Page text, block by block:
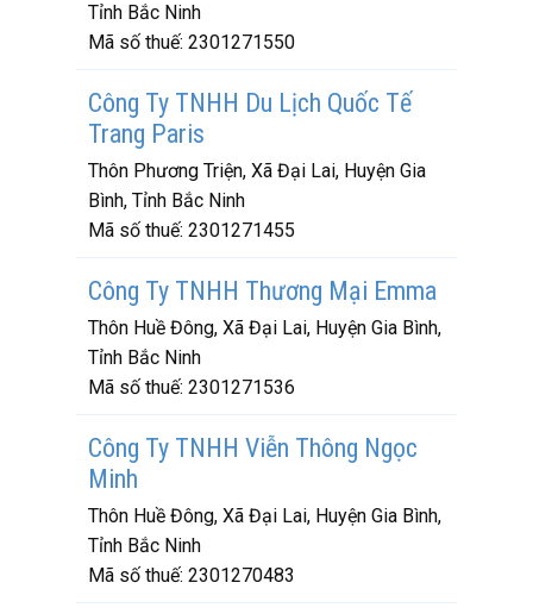
Tỉnh Bắc Ninh
Mã số thuế: 2301271550
Công Ty TNHH Du Lịch Quốc Tế
Trang Paris
Thôn Phương Triện, Xã Đại Lai, Huyện Gia
Bình, Tỉnh Bắc Ninh
Mã số thuế: 2301271455
Công Ty TNHH Thương Mại Emma
Thôn Huề Đông, Xã Đại Lai, Huyện Gia Bình,
Tỉnh Bắc Ninh
Mã số thuế: 2301271536
Công Ty TNHH Viễn Thông Ngọc
Minh
Thôn Huề Đông, Xã Đại Lai, Huyện Gia Bình,
Tỉnh Bắc Ninh
Mã số thuế: 2301270483